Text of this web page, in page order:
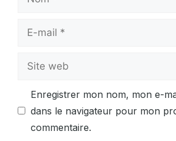
Site
Enregistrer mon nom, mon e-
dans le navigateur pour mon
commentaire.